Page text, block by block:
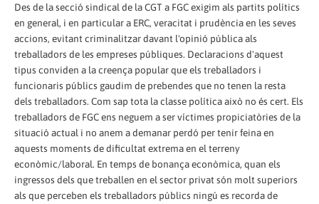
Des de la secció sindical de la CGT a FGC exigim als partits polítics
en general, i en particular a ERC, veracitat i prudència en les seves
accions, evitant criminalitzar davant l'opinió pública als
treballadors de les empreses públiques. Declaracions d'aquest
tipus conviden a la creença popular que els treballadors i
funcionaris públics gaudim de prebendes que no tenen la resta
dels treballadors. Com sap tota la classe política això no és cert. Els
treballadors de FGC ens neguem a ser víctimes propiciatòries de la
situació actual i no anem a demanar perdó per tenir feina en
aquests moments de dificultat extrema en el terreny
econòmic/laboral. En temps de bonança econòmica, quan els
ingressos dels que treballen en el sector privat són molt superiors
als que perceben els treballadors públics ningú es recorda de